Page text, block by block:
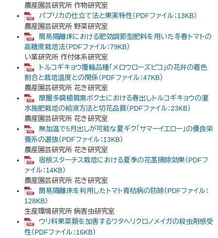
農産園芸研究所 作物研究室
パプリカの仕立て法と果実特性（PDFファイル：13KB）
農産園芸研究所 野菜研究室
簡易隔離床における肥効調節型肥料を用いた冬春トマトの
高糖度栽培法（PDFファイル：79KB）
い業研究所 作付体系研究室
トルコギキョウ覆輪品種「メロウローズピコ」の花弁の着色
割合と栽培温度との関係（PDFファイル：47KB）
農産園芸研究所 花き研究室
厚層多腐植質黒ボク土における春出しトルコギキョウの灌
水施肥栽培の給液方法と切花品質（PDFファイル：23KB）
農産園芸研究所 花き研究室
無加温で5月出しが可能な夏ギク「サマーイエロー」の優良栄
養系の選抜（PDFファイル：13KB）
農産園芸研究所 花き研究室
宿根スターチス栽培における夏季の花茎摘除効果（PDFフ
ァイル：14KB）
農産園芸研究所 花き研究室
簡易隔離床を利用したトマト青枯病の防除（PDFファイル：
128KB）
生産環境研究所 病害虫研究室
ウリ科果菜類を加害するワタヘリクロノメイガの殺虫剤感受
性（PDFファイル：16KB）